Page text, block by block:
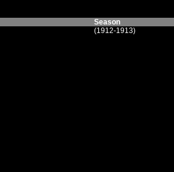
Season
(1912-1913)